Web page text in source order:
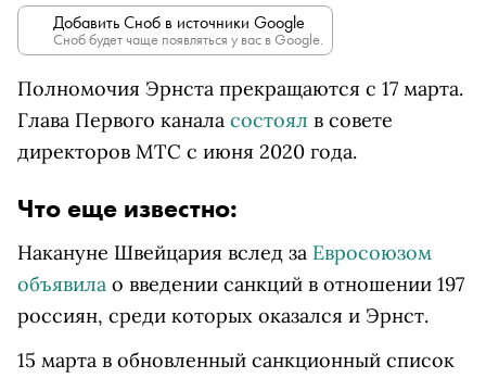
Добавить Сноб в источники Google
Сноб будет чаще появляться у вас в Google.
Полномочия Эрнста прекращаются с 17 марта.
Глава Первого канала состоял в совете
директоров МТС с июня 2020 года.
Что еще известно:
Накануне Швейцария вслед за Евросоюзом
объявила о введении санкций в отношении 197
россиян, среди которых оказался и Эрнст.
15 марта в обновленный санкционный список